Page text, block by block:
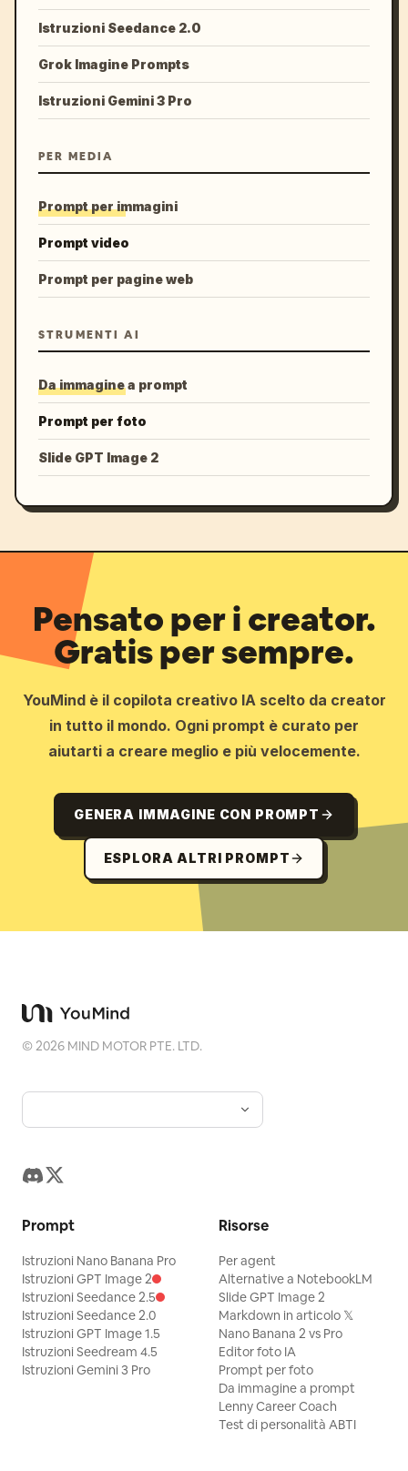
Istruzioni Seedance 2.0
Grok Imagine Prompts
Istruzioni Gemini 3 Pro
PER MEDIA
Prompt per immagini
Prompt video
Prompt per pagine web
STRUMENTI AI
Da immagine a prompt
Prompt per foto
Slide GPT Image 2
Pensato per i creator.
Gratis per sempre.
YouMind è il copilota creativo IA scelto da creator
in tutto il mondo. Ogni prompt è curato per
aiutarti a creare meglio e più velocemente.
GENERA IMMAGINE CON PROMPT
ESPLORA ALTRI PROMPT
©2026 MIND MOTOR PTE. LTD.
Prompt
Istruzioni Nano Banana Pro
Istruzioni GPT Image 2
Istruzioni Seedance 2.5
Istruzioni Seedance 2.0
Istruzioni GPT Image 1.5
Istruzioni Seedream 4.5
Istruzioni Gemini 3 Pro
Risorse
Per agent
Alternative a NotebookLM
Slide GPT Image 2
Markdown in articolo 𝕏
Nano Banana 2 vs Pro
Editor foto IA
Prompt per foto
Da immagine a prompt
Lenny Career Coach
Test di personalità ABTI